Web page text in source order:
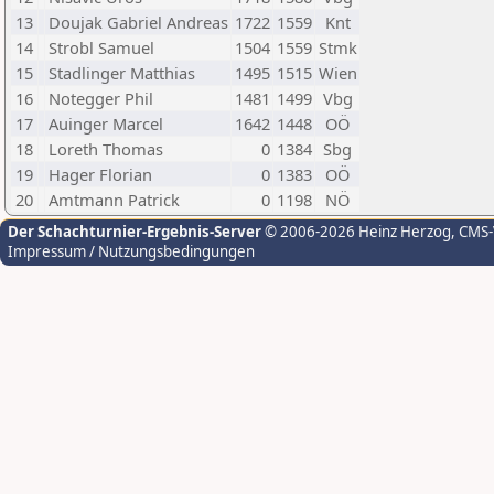
13
Doujak Gabriel Andreas 1722 1559
Knt
14
Strobl Samuel 1504 1559 Stmk
15
Stadlinger Matthias 1495 1515 Wien
16
Notegger Phil 1481 1499 Vbg
17
Auinger Marcel 1642 1448
OÖ
18
Loreth Thomas 0 1384 Sbg
19
Hager Florian 0 1383
OÖ
20
Amtmann Patrick 0 1198 NÖ
Der Schachturnier-Ergebnis-Server© 2006-2026 Heinz Herzog,
Impressum / Nutzungsbedingungen